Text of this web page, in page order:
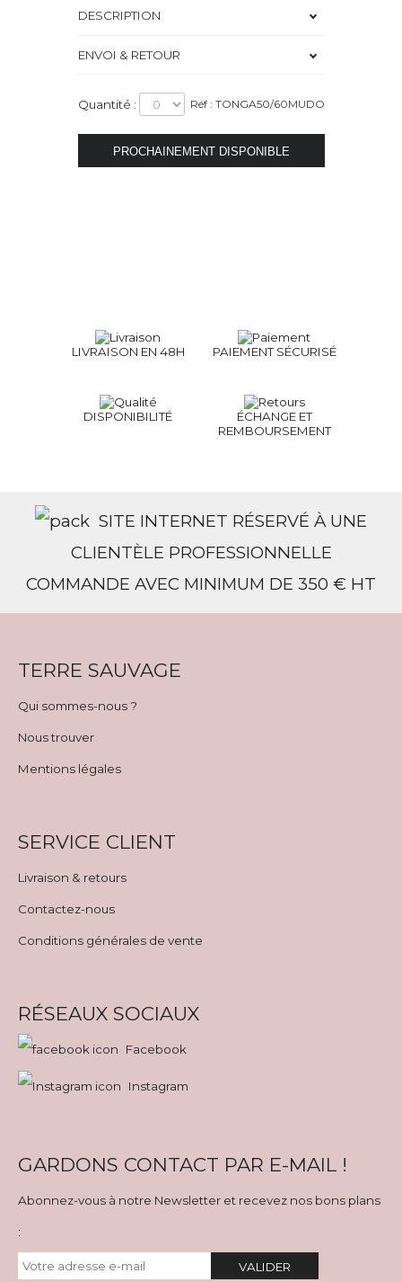
DESCRIPTION
ENVOI & RETOUR
Quantité : Réf : TONGA50/60MUDO
LIVRAISON EN 48H PAIEMENT SÉCURISÉ
DISPONIBILITÉ
ÉCHANGE ET
REMBOURSEMENT
SITE INTERNET RÉSERVÉ À UNE
CLIENTÈLE PROFESSIONNELLE
COMMANDE AVEC MINIMUM DE 350 € HT
TERRE SAUVAGE
Qui sommes-nous ?
Nous trouver
Mentions légales
SERVICE CLIENT
Livraison & retours
Contactez-nous
Conditions générales de vente
RÉSEAUX SOCIAUX
Facebook
Instagram
GARDONS CONTACT PAR E-MAIL !
Abonnez-vous à notre Newsletter et recevez nos bons plans
:
VALIDER